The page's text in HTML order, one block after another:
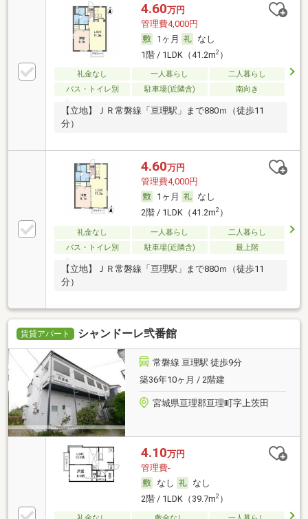
4.60万円
管理費4,000円
1ヶ月
なし
1階 / 1LDK（41.2m2）
礼金なし 一人暮らし
二人暮らし
バス・トイレ別
駐車場(近隣含) 南向き
【立地】ＪＲ常磐線「亘理駅」まで880ｍ（徒歩11
分）
4.60万円
管理費4,000円
1ヶ月
なし
2階 / 1LDK（41.2m2）
礼金なし 一人暮らし
二人暮らし
バス・トイレ別
駐車場(近隣含) 最上階
【立地】ＪＲ常磐線「亘理駅」まで880ｍ（徒歩11
分）
賃貸アパート シャンドーレ弐番館
常磐線 亘理駅 徒歩9分
築36年10ヶ月 / 2階建
宮城県亘理郡亘理町字上茨田
4.10万円
管理費-
なし
なし
2階 / 1LDK（39.7m2）